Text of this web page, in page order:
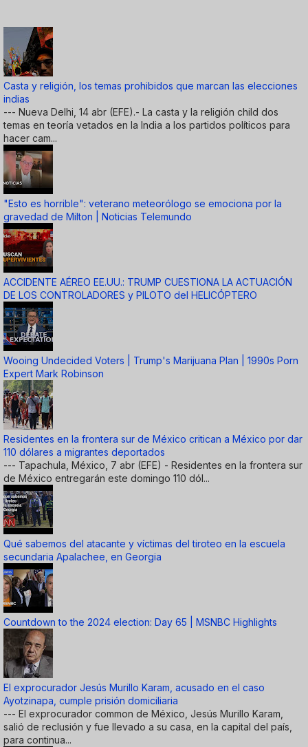
Casta y religión, los temas prohibidos que marcan las elecciones
indias
--- Nueva Delhi, 14 abr (EFE).- La casta y la religión child dos
temas en teoría vetados en la India a los partidos políticos para
hacer cam...
"Esto es horrible": veterano meteorólogo se emociona por la
gravedad de Milton | Noticias Telemundo
ACCIDENTE AÉREO EE.UU.: TRUMP CUESTIONA LA ACTUACIÓN
DE LOS CONTROLADORES y PILOTO del HELICÓPTERO
Wooing Undecided Voters | Trump's Marijuana Plan | 1990s Porn
Expert Mark Robinson
Residentes en la frontera sur de México critican a México por dar
110 dólares a migrantes deportados
--- Tapachula, México, 7 abr (EFE) - Residentes en la frontera sur
de México entregarán este domingo 110 dól...
Qué sabemos del atacante y víctimas del tiroteo en la escuela
secundaria Apalachee, en Georgia
Countdown to the 2024 election: Day 65 | MSNBC Highlights
El exprocurador Jesús Murillo Karam, acusado en el caso
Ayotzinapa, cumple prisión domiciliaria
--- El exprocurador common de México, Jesús Murillo Karam,
salió de reclusión y fue llevado a su casa, en la capital del país,
para continua...